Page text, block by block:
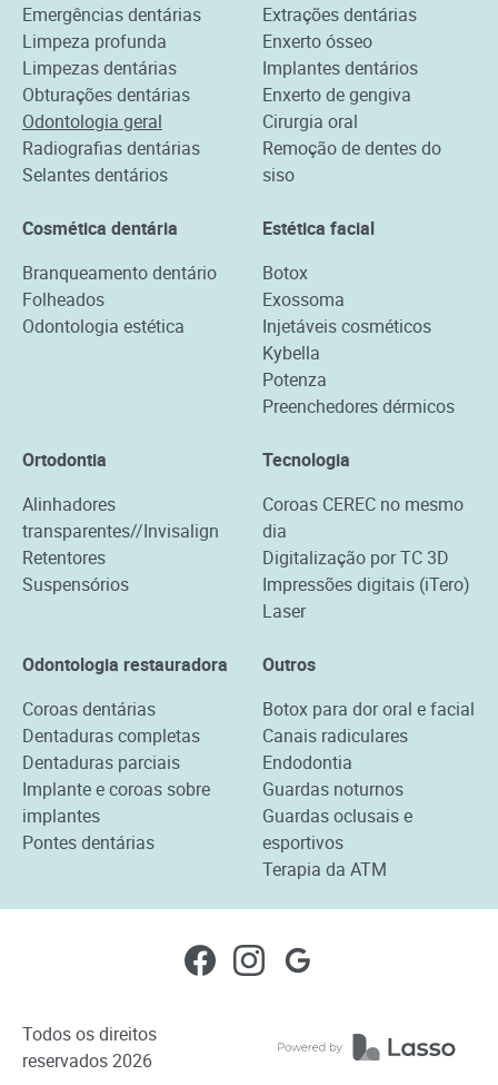
Emergências dentárias
Limpeza profunda
Limpezas dentárias
Obturações dentárias
Odontologia geral
Radiografias dentárias
Selantes dentários
Extrações dentárias
Enxerto ósseo
Implantes dentários
Enxerto de gengiva
Cirurgia oral
Remoção de dentes do
siso
Cosmética dentária
Branqueamento dentário
Folheados
Odontologia estética
Estética facial
Botox
Exossoma
Injetáveis cosméticos
Kybella
Potenza
Preenchedores dérmicos
Ortodontia
Alinhadores
transparentes//Invisalign
Retentores
Suspensórios
Tecnologia
Coroas CEREC no mesmo
dia
Digitalização por TC 3D
Impressões digitais (iTero)
Laser
Odontologia restauradora
Coroas dentárias
Dentaduras completas
Dentaduras parciais
Implante e coroas sobre
implantes
Pontes dentárias
Outros
Botox para dor oral e facial
Canais radiculares
Endodontia
Guardas noturnos
Guardas oclusais e
esportivos
Terapia da ATM
Todos os direitos
reservados2026